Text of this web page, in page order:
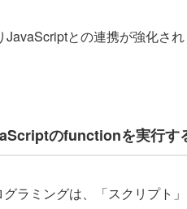
との連携が強化され
のfunctionを実行す
ラミングは、「スクリプト